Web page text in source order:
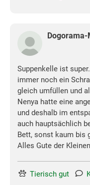
Dogorama-
Suppenkelle ist
immer noch ein
gleich umfüllen und
Nenya hatte eine
und deshalb im
auch hauptsächlich
Bett, sonst kaum bis
Alles Gute der
Tierisch gut